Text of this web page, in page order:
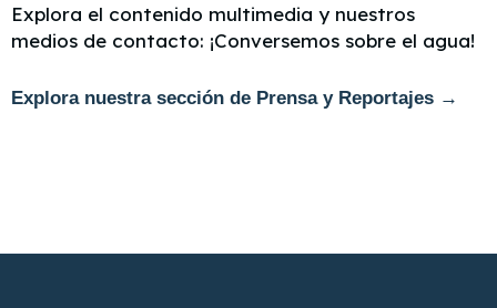
Explora el contenido multimedia y nuestros
medios de contacto: ¡Conversemos sobre el agua!
Explora nuestra sección de Prensa y Reportajes →